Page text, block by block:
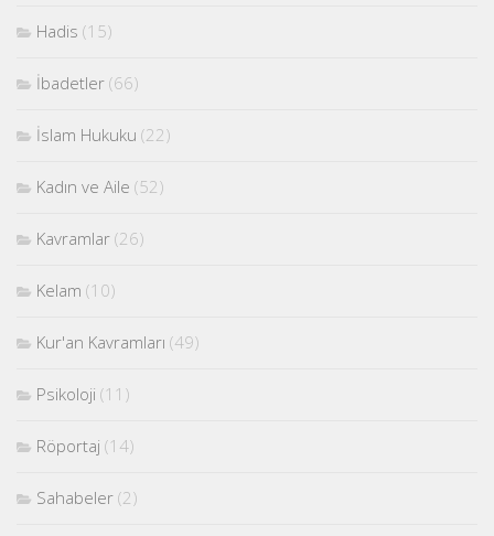
Hadis (15)
İbadetler (66)
İslam Hukuku (22)
Kadın ve Aile (52)
Kavramlar (26)
Kelam (10)
Kur'an Kavramları (49)
Psikoloji (11)
Röportaj (14)
Sahabeler (2)